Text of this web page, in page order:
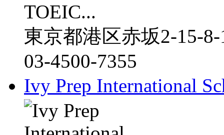
TOEIC...
東京都港区赤坂2-15-8-
03-4500-7355
Ivy Prep International